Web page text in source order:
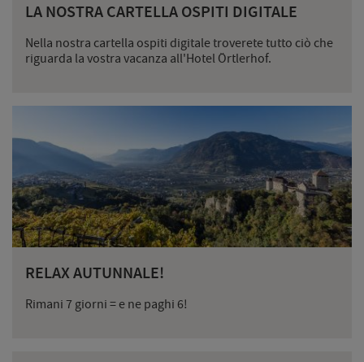
LA NOSTRA CARTELLA OSPITI DIGITALE
Nella nostra cartella ospiti digitale troverete tutto ciò che
riguarda la vostra vacanza all'Hotel Örtlerhof.
RELAX AUTUNNALE!
Rimani 7 giorni = e ne paghi 6!